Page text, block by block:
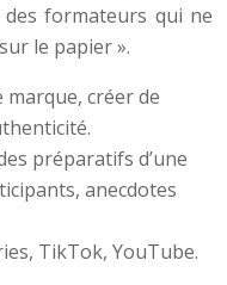
formateurs qui ne
le papier ».
créer de
préparatifs d’une
anecdotes
TikTok, YouTube.